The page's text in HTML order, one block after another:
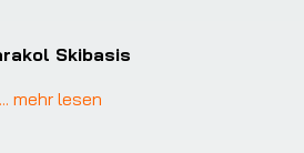
Skibasis
... mehr lesen